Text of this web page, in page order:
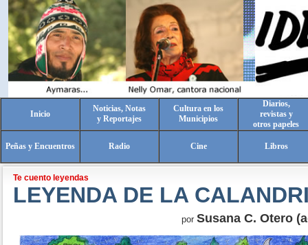
Inicio
Noticias, Notas
y Reportajes
Cultura en los
Municipios
Diarios,
revistas y
otros papeles
Peñas y Encuentros Radio Cine Libros
Te cuento leyendas
LEYENDA DE LA
por Susana C. Otero